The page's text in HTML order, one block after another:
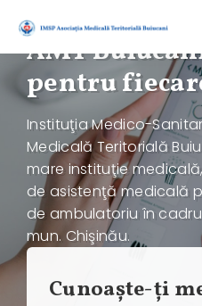
AMT
pentru
Instituţia Medico-
Medicală Teritorială
mare instituţie
de asistenţă medicală
de ambulatoriu în
mun. Chişinău.
Cunoaşte-ți